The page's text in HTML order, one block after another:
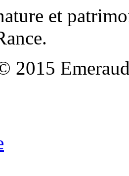
et
2015